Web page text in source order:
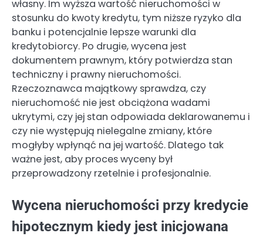
własny. Im wyższa wartość nieruchomości w
stosunku do kwoty kredytu, tym niższe ryzyko dla
banku i potencjalnie lepsze warunki dla
kredytobiorcy. Po drugie, wycena jest
dokumentem prawnym, który potwierdza stan
techniczny i prawny nieruchomości.
Rzeczoznawca majątkowy sprawdza, czy
nieruchomość nie jest obciążona wadami
ukrytymi, czy jej stan odpowiada deklarowanemu i
czy nie występują nielegalne zmiany, które
mogłyby wpłynąć na jej wartość. Dlatego tak
ważne jest, aby proces wyceny był
przeprowadzony rzetelnie i profesjonalnie.
Wycena nieruchomości przy kredycie
hipotecznym kiedy jest inicjowana